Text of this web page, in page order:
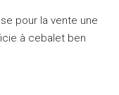
pour la vente une
à cebalet ben